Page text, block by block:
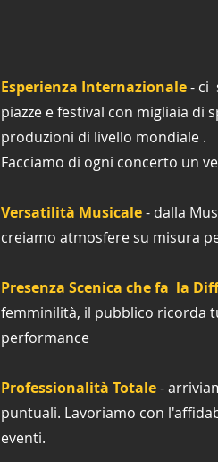
Esperienza Internazionale- ci
piazze e festival con migliaia
produzioni di livello mondiale .
Facciamo di ogni concerto un
Versatilità Musicale- dalla
creiamo atmosfere su misura
Presenza Scenica che fa la
femminilità, il pubblico ricorda
performance
Professionalità Totale-
puntuali. Lavoriamo con
eventi.